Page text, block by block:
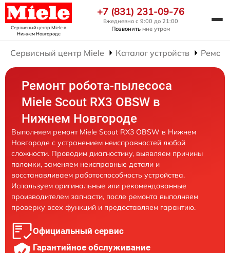
Сервисный центр Mieleв
Нижнем Новгороде
+7 (831) 231-09-76
Ежедневно с 9:00 до 21:00
Позвонить мне утром
Сервисный центр Miele Каталог устройств
Ремонт робота-пылесоса
Miele Scout RX3 OBSW в
Нижнем Новгороде
Выполняем ремонт Miele Scout RX3 OBSW в Нижнем
Новгороде с устранением неисправностей любой
сложности. Проводим диагностику, выявляем причины
поломки, заменяем неисправные детали и
восстанавливаем работоспособность устройства.
Используем оригинальные или рекомендованные
производителем запчасти, после ремонта выполняем
проверку всех функций и предоставляем гарантию.
Официальный сервис
Гарантийное обслуживание